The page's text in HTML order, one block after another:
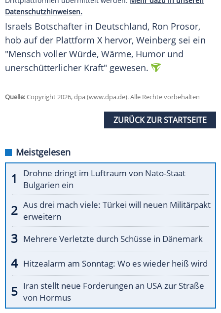
Datenschutzhinweisen.
Israels Botschafter in Deutschland, Ron Prosor,
hob auf der Plattform X hervor, Weinberg sei ein
"Mensch voller Würde, Wärme, Humor und
unerschütterlicher Kraft" gewesen.
Quelle:Copyright 2026, dpa (www.dpa.de). Alle Rechte vorbehalten
ZURÜCK ZUR STARTSEITE
Meistgelesen
Drohne dringt im Luftraum von Nato-Staat
Bulgarien ein
Aus drei mach viele: Türkei will neuen Militärpakt
erweitern
Mehrere Verletzte durch Schüsse in Dänemark
Hitzealarm am Sonntag: Wo es wieder heiß wird
Iran stellt neue Forderungen an USA zur Straße
von Hormus